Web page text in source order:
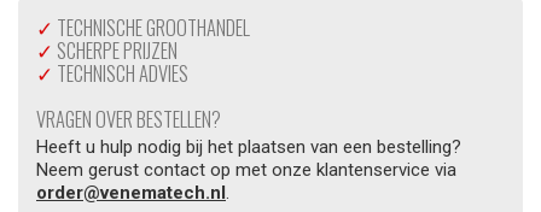
✓ TECHNISCHE GROOTHANDEL
✓ SCHERPE PRIJZEN
✓ TECHNISCH ADVIES
VRAGEN OVER BESTELLEN?
Heeft u hulp nodig bij het plaatsen van een bestelling?
Neem gerust contact op met onze klantenservice via
order@venematech.nl.